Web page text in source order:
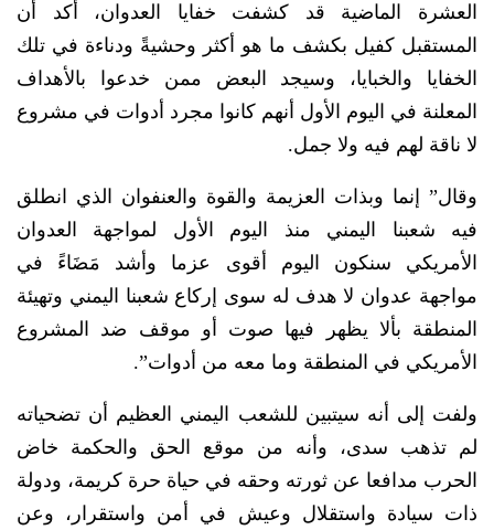
العشرة الماضية قد كشفت خفايا العدوان، أكد أن
المستقبل كفيل بكشف ما هو أكثر وحشيةً ودناءة في تلك
الخفايا والخبايا، وسيجد البعض ممن خدعوا بالأهداف
المعلنة في اليوم الأول أنهم كانوا مجرد أدوات في مشروع
لا ناقة لهم فيه ولا جمل.
وقال” إنما وبذات العزيمة والقوة والعنفوان الذي انطلق
فيه شعبنا اليمني منذ اليوم الأول لمواجهة العدوان
الأمريكي سنكون اليوم أقوى عزما وأشد مَضَاءً في
مواجهة عدوان لا هدف له سوى إركاع شعبنا اليمني وتهيئة
المنطقة بألا يظهر فيها صوت أو موقف ضد المشروع
الأمريكي في المنطقة وما معه من أدوات”.
ولفت إلى أنه سيتبين للشعب اليمني العظيم أن تضحياته
لم تذهب سدى، وأنه من موقع الحق والحكمة خاض
الحرب مدافعا عن ثورته وحقه في حياة حرة كريمة، ودولة
ذات سيادة واستقلال وعيش في أمن واستقرار، وعن